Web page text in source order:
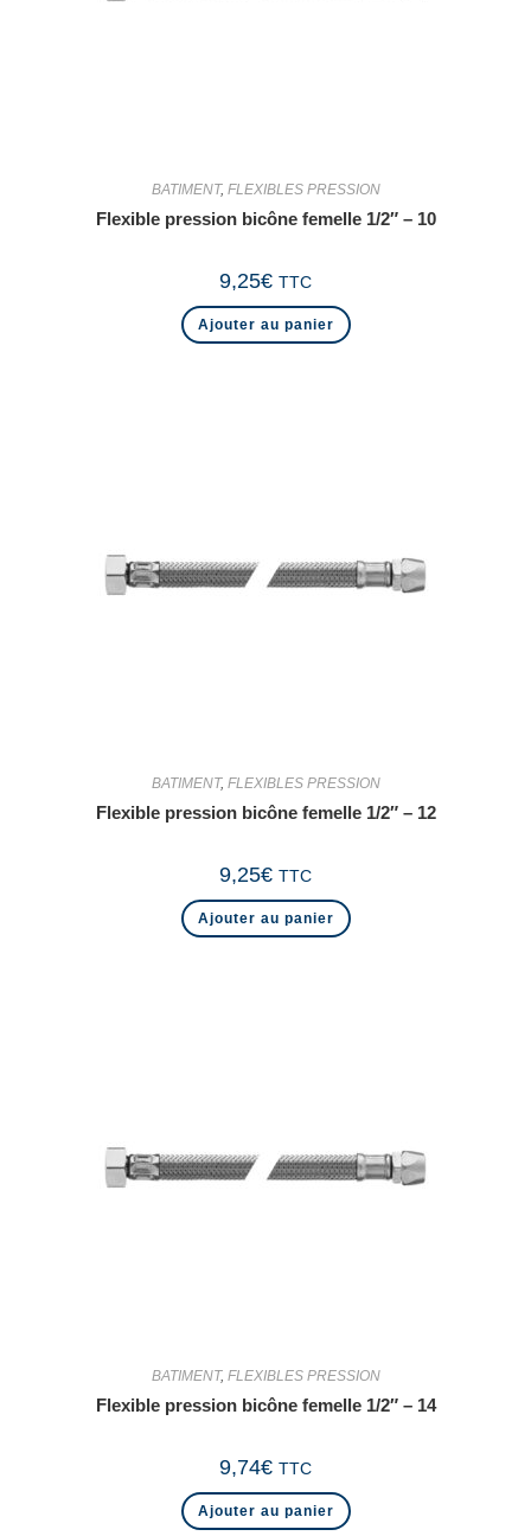
BATIMENT, FLEXIBLES PRESSION
Flexible pression bicône femelle 1/2″ – 10
9,25€ TTC
Ajouter au panier
BATIMENT, FLEXIBLES PRESSION
Flexible pression bicône femelle 1/2″ – 12
9,25€ TTC
Ajouter au panier
BATIMENT, FLEXIBLES PRESSION
Flexible pression bicône femelle 1/2″ – 14
9,74€ TTC
Ajouter au panier